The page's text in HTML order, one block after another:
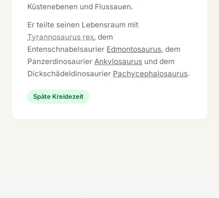
Küstenebenen und Flussauen.
Er teilte seinen Lebensraum mit
Tyrannosaurus rex, dem
Entenschnabelsaurier Edmontosaurus, dem
Panzerdinosaurier Ankylosaurus und dem
Dickschädeldinosaurier Pachycephalosaurus.
Späte Kreidezeit